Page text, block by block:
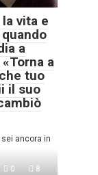
vita e
a
a
tuo
il suo
sei ancora in
0 8